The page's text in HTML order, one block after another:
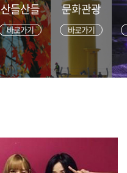
산들산들
바로가기
문화관광
바로가기